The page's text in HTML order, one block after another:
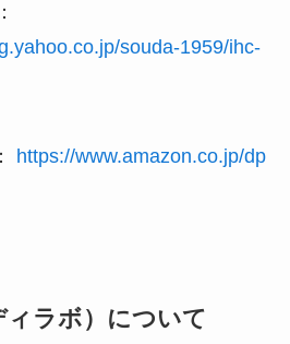
souda-1959/ihc-
https://www.amazon.co.jp/dp
ラボ）について